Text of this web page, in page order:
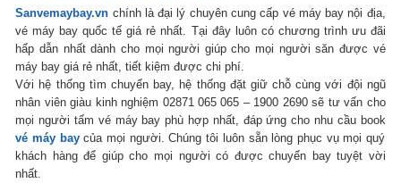
Sanvemaybay.vn chính là đại lý chuyên cung cấp vé máy bay nội địa,
vé máy bay quốc tế giá rẻ nhất. Tại đây luôn có chương trình ưu đãi
hấp dẫn nhất dành cho mọi người giúp cho mọi người săn được vé
máy bay giá rẻ nhất, tiết kiệm được chi phí.
Với hệ thống tìm chuyến bay, hệ thống đặt giữ chỗ cùng với đội ngũ
nhân viên giàu kinh nghiệm 02871 065 065 – 1900 2690 sẽ tư vấn cho
mọi người tấm vé máy bay phù hợp nhất, đáp ứng cho nhu cầu book
vé máy baycủa mọi người. Chúng tôi luôn sẵn lòng phục vụ mọi quý
khách hàng để giúp cho mọi người có được chuyến bay tuyệt vời
nhất.